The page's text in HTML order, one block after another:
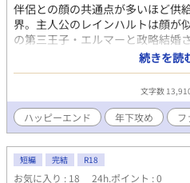
伴侶との顔の共通点が多いほど供
界。主人公のレインハルトは顔が
の第三王子・エルマーと政略結婚
わらず中身はまったく違い破天荒
れるレインハルトだが、エルマー
が時折見せる大胆な行動に唖然
淡い感情が芽生える二人だが、実
れた原因となった自らの顔を呪い
結婚から始まる他人の空似系BL。
続きを読
文字数
ハッピーエンド 年下攻め
短編 完結 R18
お気に入り : 18 24h.ポイント : 0